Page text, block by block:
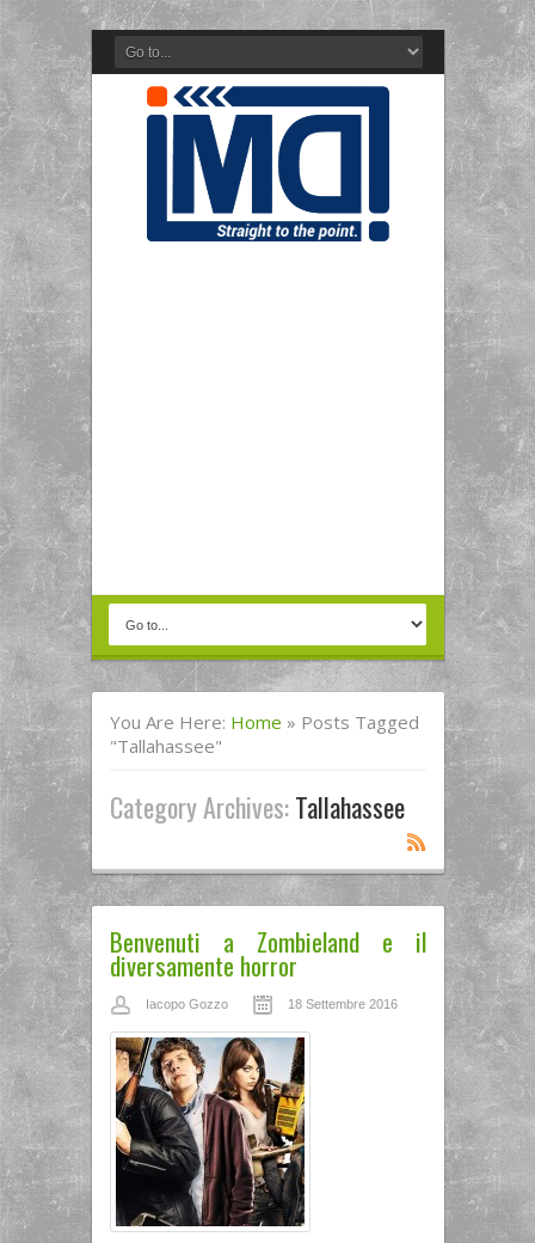
You Are Here: Home » Posts Tagged
"Tallahassee"
Category Archives:Tallahassee
Benvenuti a Zombieland e il
diversamente horror
Iacopo Gozzo 18 Settembre 2016